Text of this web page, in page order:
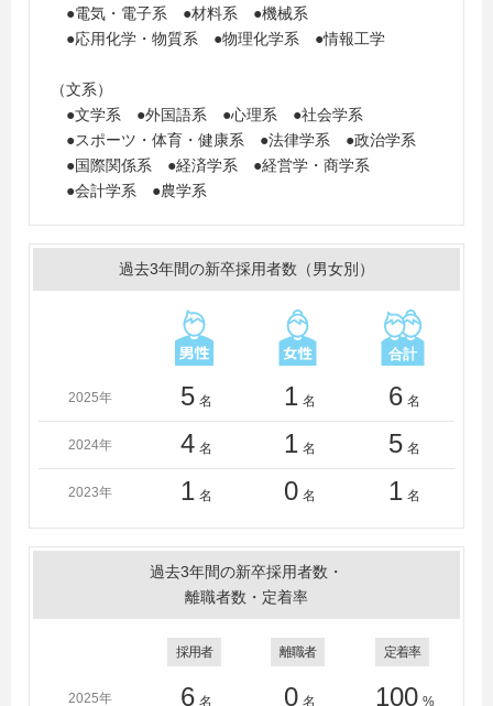
＜短大・高専・専門学校＞
大阪公立大学工業高等専門学校、熊本高等専門学校
●電気・電子系 ●材料系 ●機械系
●応用化学・物質系 ●物理化学系 ●情報工学
（文系）
●文学系 ●外国語系 ●心理系 ●社会学系
●スポーツ・体育・健康系 ●法律学系 ●政治学系
●国際関係系 ●経済学系 ●経営学・商学系
●会計学系 ●農学系
過去3年間の新卒採用者数（男女別）
2025年 5 名 1 名 6 名
2024年 4 名 1 名 5 名
2023年 1 名 0 名 1 名
過去3年間の新卒採用者数・
離職者数・定着率
採用者 離職者 定着率
2025年 6 名 0 名 100 %